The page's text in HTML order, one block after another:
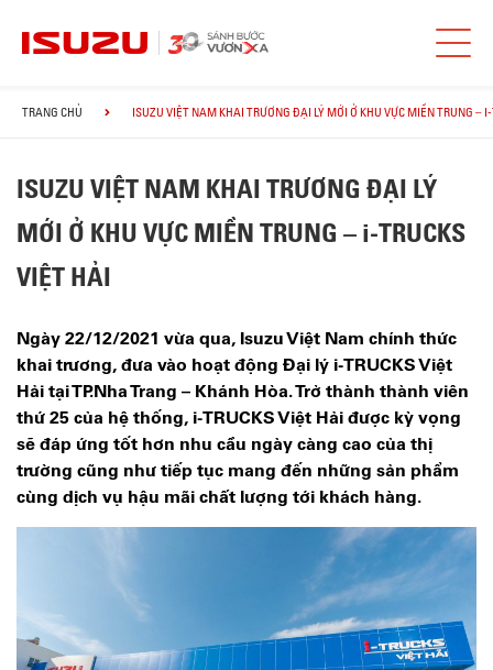
TRANG CHỦ ISUZU VIỆT NAM KHAI TRƯƠNG ĐẠI LÝ MỚI Ở KHU VỰC MIỀN TRUNG –
ISUZU VIỆT NAM KHAI TRƯƠNG ĐẠI LÝ
MỚI Ở KHU VỰC MIỀN TRUNG – i-TRUCKS
VIỆT HẢI
Ngày 22/12/2021 vừa qua, Isuzu Việt Nam chính thức
khai trương, đưa vào hoạt động Đại lý i-TRUCKS Việt
Hải tại TP.Nha Trang – Khánh Hòa. Trở thành thành viên
thứ 25 của hệ thống, i-TRUCKS Việt Hải được kỳ vọng
sẽ đáp ứng tốt hơn nhu cầu ngày càng cao của thị
trường cũng như tiếp tục mang đến những sản phẩm
cùng dịch vụ hậu mãi chất lượng tới khách hàng.